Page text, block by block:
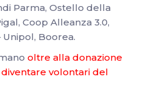
Parma, Ostello della
Coop Alleanza 3.0,
Unipol, Boorea.
oltre alla donazione
diventare volontari del